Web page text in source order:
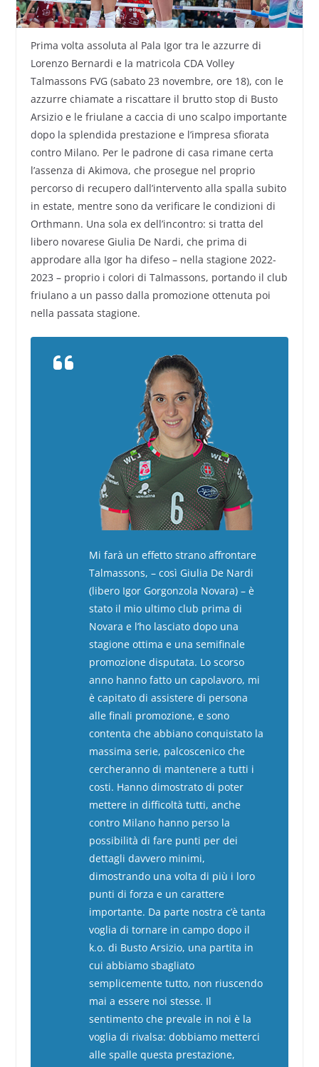
Prima volta assoluta al Pala Igor tra le azzurre di
Lorenzo Bernardi e la matricola CDA Volley
Talmassons FVG (sabato 23 novembre, ore 18), con le
azzurre chiamate a riscattare il brutto stop di Busto
Arsizio e le friulane a caccia di uno scalpo importante
dopo la splendida prestazione e l’impresa sfiorata
contro Milano. Per le padrone di casa rimane certa
l’assenza di Akimova, che prosegue nel proprio
percorso di recupero dall’intervento alla spalla subito
in estate, mentre sono da verificare le condizioni di
Orthmann. Una sola ex dell’incontro: si tratta del
libero novarese Giulia De Nardi, che prima di
approdare alla Igor ha difeso – nella stagione 2022-
2023 – proprio i colori di Talmassons, portando il club
friulano a un passo dalla promozione ottenuta poi
nella passata stagione.
Mi farà un effetto strano affrontare
Talmassons, – così Giulia De Nardi
(libero Igor Gorgonzola Novara) – è
stato il mio ultimo club prima di
Novara e l’ho lasciato dopo una
stagione ottima e una semifinale
promozione disputata. Lo scorso
anno hanno fatto un capolavoro, mi
è capitato di assistere di persona
alle finali promozione, e sono
contenta che abbiano conquistato la
massima serie, palcoscenico che
cercheranno di mantenere a tutti i
costi. Hanno dimostrato di poter
mettere in difficoltà tutti, anche
contro Milano hanno perso la
possibilità di fare punti per dei
dettagli davvero minimi,
dimostrando una volta di più i loro
punti di forza e un carattere
importante. Da parte nostra c’è tanta
voglia di tornare in campo dopo il
k.o. di Busto Arsizio, una partita in
cui abbiamo sbagliato
semplicemente tutto, non riuscendo
mai a essere noi stesse. Il
sentimento che prevale in noi è la
voglia di rivalsa: dobbiamo metterci
alle spalle questa prestazione,